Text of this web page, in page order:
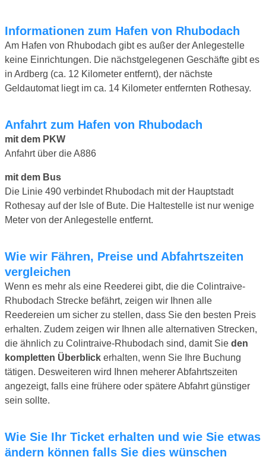
Informationen zum Hafen von Rhubodach
Am Hafen von Rhubodach gibt es außer der Anlegestelle
keine Einrichtungen. Die nächstgelegenen Geschäfte gibt es
in Ardberg (ca. 12 Kilometer entfernt), der nächste
Geldautomat liegt im ca. 14 Kilometer entfernten Rothesay.
Anfahrt zum Hafen von Rhubodach
mit dem PKW
Anfahrt über die A886
mit dem Bus
Die Linie 490 verbindet Rhubodach mit der Hauptstadt
Rothesay auf der Isle of Bute. Die Haltestelle ist nur wenige
Meter von der Anlegestelle entfernt.
Wie wir Fähren, Preise und Abfahrtszeiten
vergleichen
Wenn es mehr als eine Reederei gibt, die die Colintraive-
Rhubodach Strecke befährt, zeigen wir Ihnen alle
Reedereien um sicher zu stellen, dass Sie den besten Preis
erhalten. Zudem zeigen wir Ihnen alle alternativen Strecken,
die ähnlich zu Colintraive-Rhubodach sind, damit Sie den
kompletten Überblick erhalten, wenn Sie Ihre Buchung
tätigen. Desweiteren wird Ihnen meherer Abfahrtszeiten
angezeigt, falls eine frühere oder spätere Abfahrt günstiger
sein sollte.
Wie Sie Ihr Ticket erhalten und wie Sie etwas
ändern können falls Sie dies wünschen